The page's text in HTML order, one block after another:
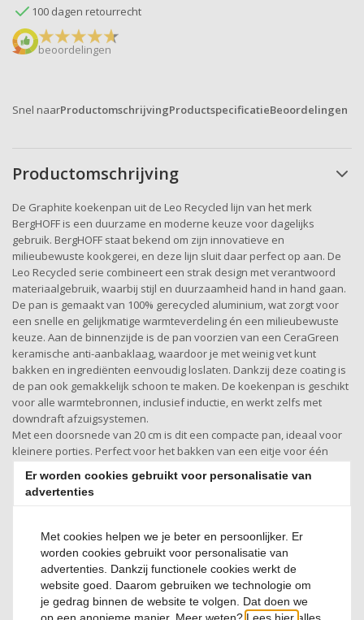
100 dagen retourrecht
beoordelingen
Snel naarProductomschrijvingProductspecificatieBeoordelingen
Productomschrijving
De Graphite koekenpan uit de Leo Recycled lijn van het merk
BergHOFF is een duurzame en moderne keuze voor dagelijks
gebruik. BergHOFF staat bekend om zijn innovatieve en
milieubewuste kookgerei, en deze lijn sluit daar perfect op aan. De
Leo Recycled serie combineert een strak design met verantwoord
materiaalgebruik, waarbij stijl en duurzaamheid hand in hand gaan.
De pan is gemaakt van 100% gerecycled aluminium, wat zorgt voor
een snelle en gelijkmatige warmteverdeling én een milieubewuste
keuze. Aan de binnenzijde is de pan voorzien van een CeraGreen
keramische anti-aanbaklaag, waardoor je met weinig vet kunt
bakken en ingrediënten eenvoudig loslaten. Dankzij deze coating is
de pan ook gemakkelijk schoon te maken. De koekenpan is geschikt
voor alle warmtebronnen, inclusief inductie, en werkt zelfs met
downdraft afzuigsystemen.
Met een doorsnede van 20 cm is dit een compacte pan, ideaal voor
kleinere porties. Perfect voor het bakken van een eitje voor één
handgreep zorgt voor een comfortabele en veilige grip tijdens het
koken.
Productspecificatie
Artikelnummer
Er worden cookies gebruikt voor personalisatie van
advertenties
Met cookies helpen we je beter en persoonlijker. Er
worden cookies gebruikt voor personalisatie van
advertenties. Dankzij functionele cookies werkt de
website goed. Daarom gebruiken we technologie om
je gedrag binnen de website te volgen. Dat doen we